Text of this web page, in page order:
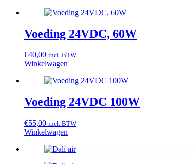
Voeding 24VDC, 60W
€40,00 incl. BTW
Winkelwagen
Voeding 24VDC 100W
€55,00 incl. BTW
Winkelwagen